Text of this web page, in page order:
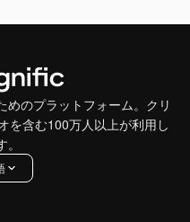
のプラットフォーム。クリ
を含む100万人以上が利用し